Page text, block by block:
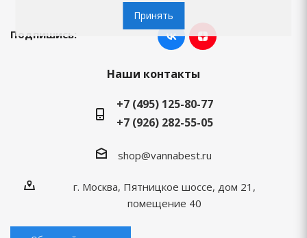
Подпишись:
Наши контакты
+7 (495) 125-80-77
+7 (926) 282-55-05
shop@vannabest.ru
г. Москва, Пятницкое шоссе, дом 21,
помещение 40
Принять